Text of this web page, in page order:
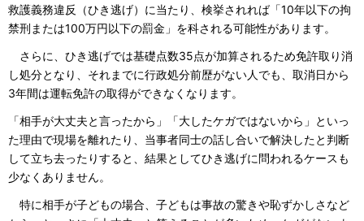
救護義務違反（ひき逃げ）に当たり、検挙されれば「10年以下の拘
禁刑または100万円以下の罰金」を科される可能性があります。
さらに、ひき逃げでは基礎点数35点が加算されるため免許取り消
し処分となり、それまでに行政処分前歴がない人でも、取消日から
3年間は運転免許の取得ができなくなります。
「相手が大丈夫と言ったから」「大したケガではないから」といっ
た理由で現場を離れたり、当事者同士の話し合いで解決したと判断
して立ち去ったりすると、結果としてひき逃げに問われるケースも
少なくありません。
特に相手が子どもの場合、子どもは事故の驚きや恥ずかしさなど